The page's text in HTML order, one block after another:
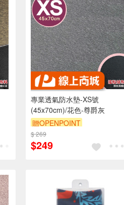
專業透氣防水墊-XS號
(45x70cm)/花色-尊爵灰
贈OPENPOINT
訂單滿 2000 元折抵 100元
（運費不算在 2000 元的範圍
$ 269
$249